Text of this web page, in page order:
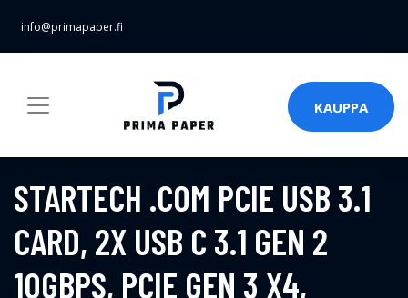
info@primapaper.fi
KAUPPA
STARTECH .COM PCIE USB 3.1
CARD, 2X USB C 3.1 GEN 2
10GBPS, PCIE GEN 3 X4,